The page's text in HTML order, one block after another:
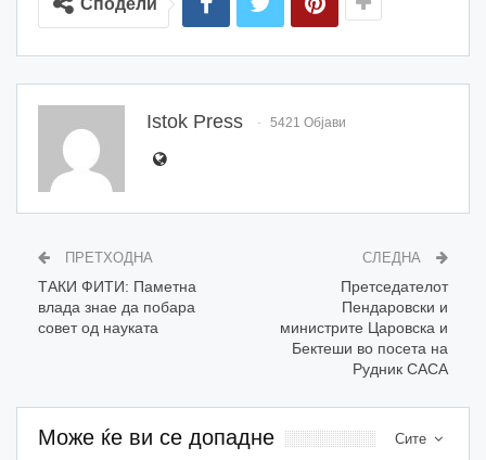
Сподели
Istok Press 5421 Објави
ПРЕТХОДНА
ТАКИ ФИТИ: Паметна
влада знае да побара
совет од науката
СЛЕДНА
Претседателот
Пендаровски и
министрите Царовска и
Бектеши во посета на
Рудник САСА
Сите
Може ќе ви се допадне